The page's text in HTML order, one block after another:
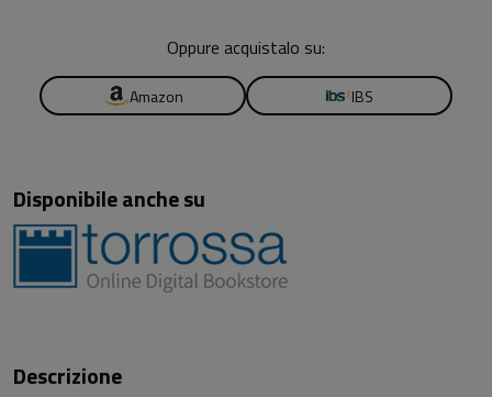
Oppure acquistalo su:
Amazon IBS
Disponibile anche su
Descrizione